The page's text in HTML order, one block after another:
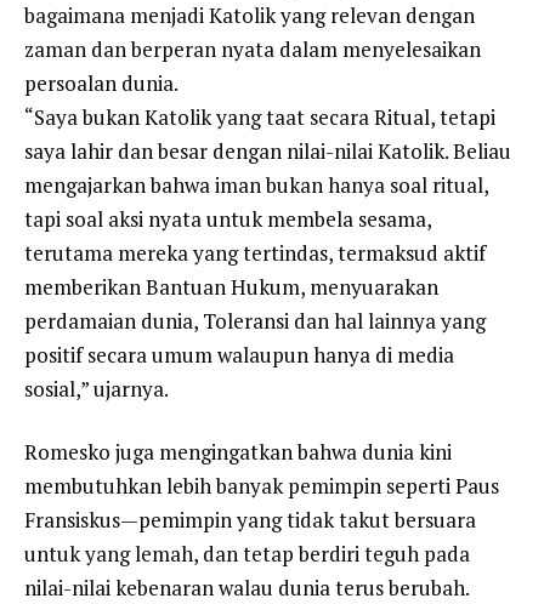
bagaimana menjadi Katolik yang relevan dengan
zaman dan berperan nyata dalam menyelesaikan
persoalan dunia.
“Saya bukan Katolik yang taat secara Ritual, tetapi
saya lahir dan besar dengan nilai-nilai Katolik. Beliau
mengajarkan bahwa iman bukan hanya soal ritual,
tapi soal aksi nyata untuk membela sesama,
terutama mereka yang tertindas, termaksud aktif
memberikan Bantuan Hukum, menyuarakan
perdamaian dunia, Toleransi dan hal lainnya yang
positif secara umum walaupun hanya di media
sosial,” ujarnya.
Romesko juga mengingatkan bahwa dunia kini
membutuhkan lebih banyak pemimpin seperti Paus
Fransiskus—pemimpin yang tidak takut bersuara
untuk yang lemah, dan tetap berdiri teguh pada
nilai-nilai kebenaran walau dunia terus berubah.